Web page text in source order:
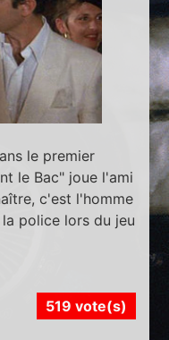
le premier
le Bac" joue l'ami
c'est l'homme
police lors du jeu
519 vote(s)